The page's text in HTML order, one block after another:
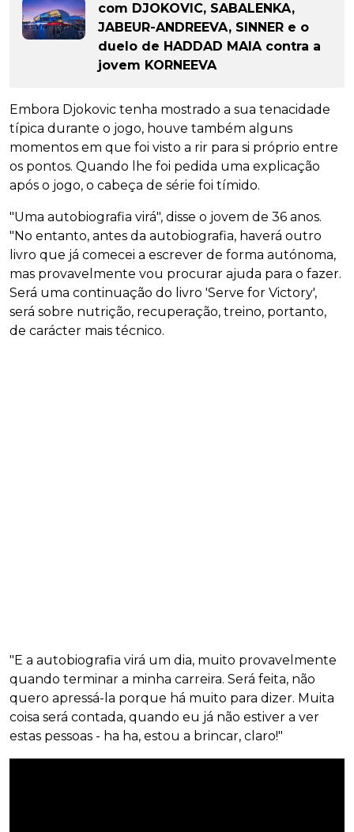
com DJOKOVIC, SABALENKA,
JABEUR-ANDREEVA, SINNER e o
duelo de HADDAD MAIA contra a
jovem KORNEEVA
Embora Djokovic tenha mostrado a sua tenacidade
típica durante o jogo, houve também alguns
momentos em que foi visto a rir para si próprio entre
os pontos. Quando lhe foi pedida uma explicação
após o jogo, o cabeça de série foi tímido.
"Uma autobiografia virá", disse o jovem de 36 anos.
"No entanto, antes da autobiografia, haverá outro
livro que já comecei a escrever de forma autónoma,
mas provavelmente vou procurar ajuda para o fazer.
Será uma continuação do livro 'Serve for Victory',
será sobre nutrição, recuperação, treino, portanto,
de carácter mais técnico.
"E a autobiografia virá um dia, muito provavelmente
quando terminar a minha carreira. Será feita, não
quero apressá-la porque há muito para dizer. Muita
coisa será contada, quando eu já não estiver a ver
estas pessoas - ha ha, estou a brincar, claro!"